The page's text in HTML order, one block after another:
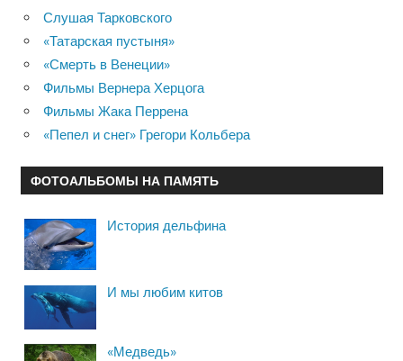
Слушая Тарковского
«Татарская пустыня»
«Смерть в Венеции»
Фильмы Вернера Херцога
Фильмы Жака Перрена
«Пепел и снег» Грегори Кольбера
ФОТОАЛЬБОМЫ НА ПАМЯТЬ
История дельфина
И мы любим китов
«Медведь»